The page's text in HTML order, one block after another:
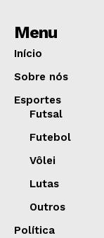
Menu
Início
Sobre nós
Esportes
Futsal
Futebol
Vôlei
Lutas
Outros
Política